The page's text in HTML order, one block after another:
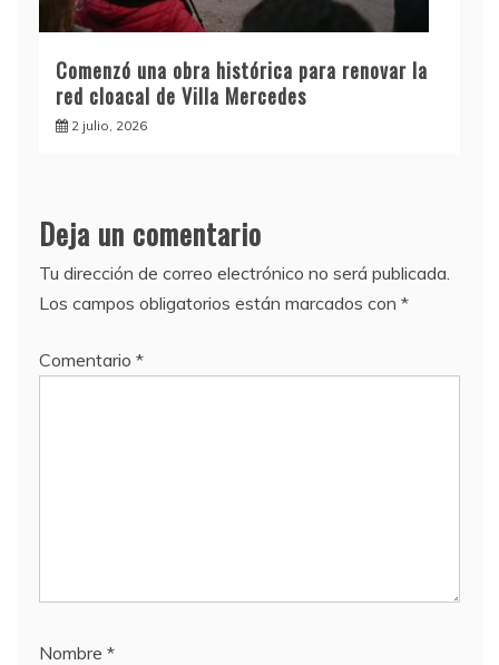
Comenzó una obra histórica para renovar la
red cloacal de Villa Mercedes
2 julio, 2026
Deja un comentario
Tu dirección de correo electrónico no será publicada.
Los campos obligatorios están marcados con *
Comentario *
Nombre *